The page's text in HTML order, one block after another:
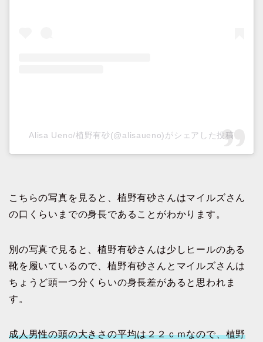
Alisa Ueno/植野有砂(@alisaueno)がシェアした投稿
こちらの写真を見ると、植野有砂さんはマイルズさん
の口くらいまでの身長であることがわかります。
別の写真で見ると、植野有砂さんは少しヒールのある
靴を履いているので、植野有砂さんとマイルズさんは
ちょうど頭一つ分くらいの身長差があると思われま
す。
成人男性の頭の大きさの平均は２２ｃｍなので、植野